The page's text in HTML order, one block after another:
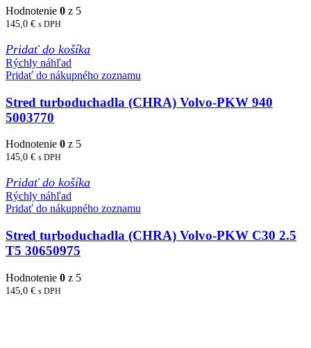
Hodnotenie 0 z 5
145,0 € s DPH
Pridať do košíka
Rýchly náhľad
Pridať do nákupného zoznamu
Stred turboduchadla (CHRA) Volvo-PKW 940
5003770
Hodnotenie 0 z 5
145,0 € s DPH
Pridať do košíka
Rýchly náhľad
Pridať do nákupného zoznamu
Stred turboduchadla (CHRA) Volvo-PKW C30 2.5
T5 30650975
Hodnotenie 0 z 5
145,0 € s DPH